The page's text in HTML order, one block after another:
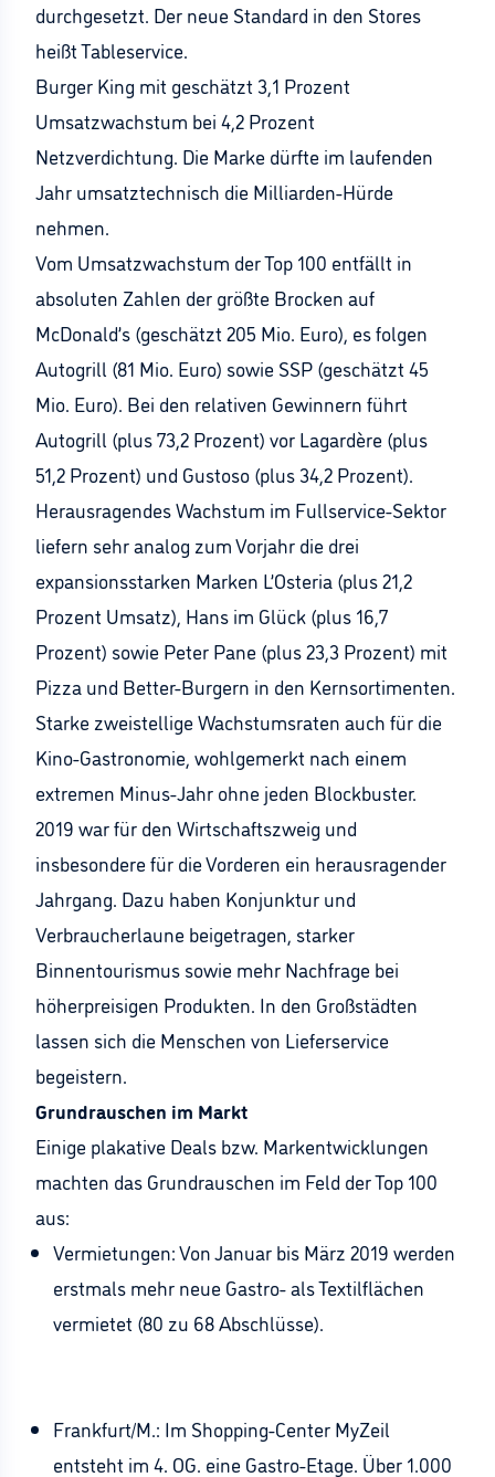
durchgesetzt. Der neue Standard in den Stores
heißt Tableservice.
Burger King mit geschätzt 3,1 Prozent
Umsatzwachstum bei 4,2 Prozent
Netzverdichtung. Die Marke dürfte im laufenden
Jahr umsatztechnisch die Milliarden-Hürde
nehmen.
Vom Umsatzwachstum der Top 100 entfällt in
absoluten Zahlen der größte Brocken auf
McDonald’s (geschätzt 205 Mio. Euro), es folgen
Autogrill (81 Mio. Euro) sowie SSP (geschätzt 45
Mio. Euro). Bei den relativen Gewinnern führt
Autogrill (plus 73,2 Prozent) vor Lagardère (plus
51,2 Prozent) und Gustoso (plus 34,2 Prozent).
Herausragendes Wachstum im Fullservice-Sektor
liefern sehr analog zum Vorjahr die drei
expansionsstarken Marken L’Osteria (plus 21,2
Prozent Umsatz), Hans im Glück (plus 16,7
Prozent) sowie Peter Pane (plus 23,3 Prozent) mit
Pizza und Better-Burgern in den Kernsortimenten.
Starke zweistellige Wachstumsraten auch für die
Kino-Gastronomie, wohlgemerkt nach einem
extremen Minus-Jahr ohne jeden Blockbuster.
2019 war für den Wirtschaftszweig und
insbesondere für die Vorderen ein herausragender
Jahrgang. Dazu haben Konjunktur und
Verbraucherlaune beigetragen, starker
Binnentourismus sowie mehr Nachfrage bei
höherpreisigen Produkten. In den Großstädten
lassen sich die Menschen von Lieferservice
begeistern.
Grundrauschen im Markt
Einige plakative Deals bzw. Markentwicklungen
machten das Grundrauschen im Feld der Top 100
aus:
Vermietungen: Von Januar bis März 2019 werden
erstmals mehr neue Gastro- als Textilflächen
vermietet (80 zu 68 Abschlüsse).
Frankfurt/M.: Im Shopping-Center MyZeil
entsteht im 4. OG. eine Gastro-Etage. Über 1.000